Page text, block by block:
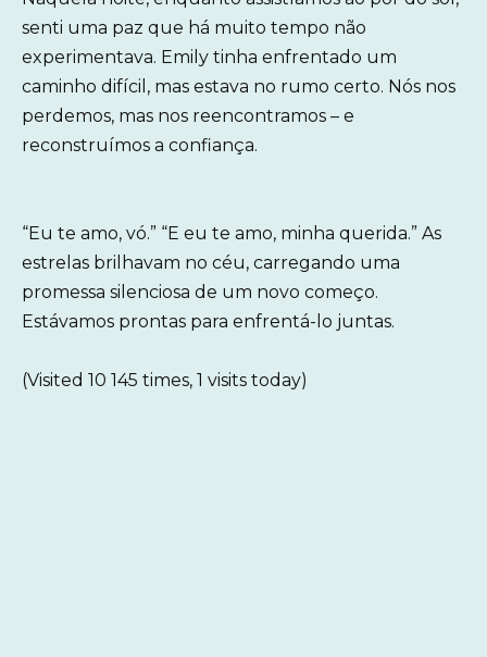
senti uma paz que há muito tempo não
experimentava. Emily tinha enfrentado um
caminho difícil, mas estava no rumo certo. Nós nos
perdemos, mas nos reencontramos – e
reconstruímos a confiança.
“Eu te amo, vó.” “E eu te amo, minha querida.” As
estrelas brilhavam no céu, carregando uma
promessa silenciosa de um novo começo.
Estávamos prontas para enfrentá-lo juntas.
(Visited 10 145 times, 1 visits today)